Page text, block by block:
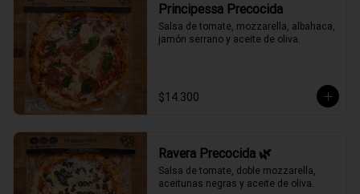
Principessa Precocida
Salsa de tomate, mozzarella, albahaca,
jamón serrano y aceite de oliva.
$14.300
Ravera Precocida 🌿
Salsa de tomate, doble mozzarella,
aceitunas negras y aceite de oliva.